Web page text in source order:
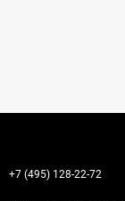
+7 (495) 128-22-72